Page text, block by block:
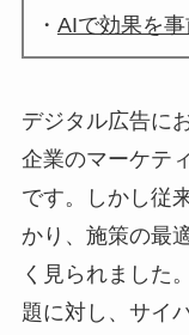
・ AIで効果を
デジタル広告に
企業のマーケテ
です。しかし従
かり、施策の最
く見られました
題に対し、サイ